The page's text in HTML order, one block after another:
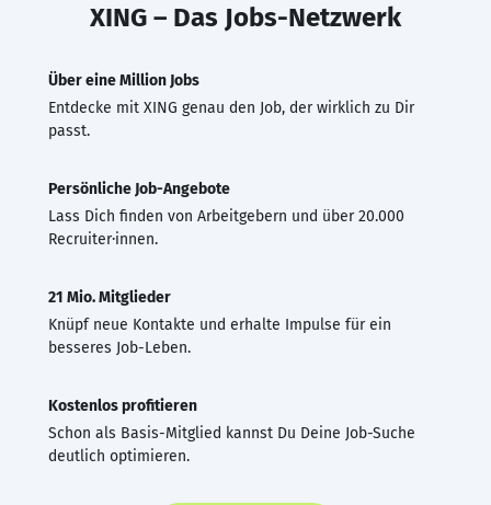
XING – Das Jobs-Netzwerk
Über eine Million Jobs
Entdecke mit XING genau den Job, der wirklich zu Dir
passt.
Persönliche Job-Angebote
Lass Dich finden von Arbeitgebern und über 20.000
Recruiter·innen.
21 Mio. Mitglieder
Knüpf neue Kontakte und erhalte Impulse für ein
besseres Job-Leben.
Kostenlos profitieren
Schon als Basis-Mitglied kannst Du Deine Job-Suche
deutlich optimieren.